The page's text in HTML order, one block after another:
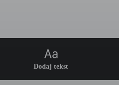
Dodaj tekst